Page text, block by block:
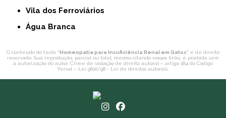
Vila dos Ferroviários
Água Branca
O conteúdo do texto "Homeopatia para Insuficiência Renal em Gatos" é de direito
reservado. Sua reprodução, parcial ou total, mesmo citando nossos links, é proibida sem
a autorização do autor. Crime de violação de direito autoral – artigo 184 do Código
Penal – Lei 9610/98 - Lei de direitos autorais.